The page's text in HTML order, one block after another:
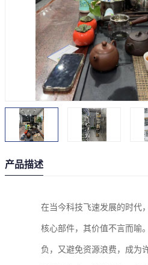
产品描述
在当今科技飞速发展的时代
核心部件，其价值不言而喻
负，又避免资源浪费，成为